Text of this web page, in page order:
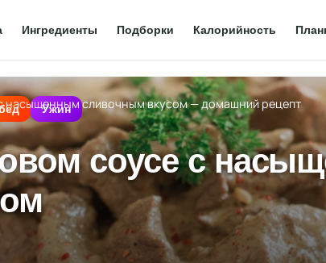
Ингредиенты Подборки Калорийность
насыщенным сливочным вкусом — домашний рецепт
Ужин
соусе с